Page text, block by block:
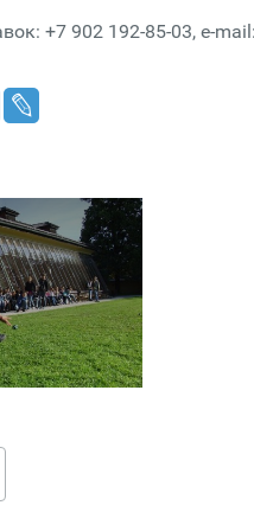
+7 902 192-85-03, e-